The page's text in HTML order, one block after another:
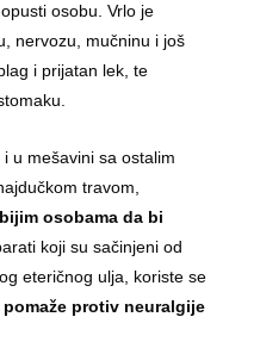
osobu. Vrlo je
nervozu, mučninu i još
i prijatan lek, te
u mešavini sa ostalim
travom,
osobama da bi
koji su sačinjeni od
eteričnog ulja, koriste se
pomaže protiv neuralgije